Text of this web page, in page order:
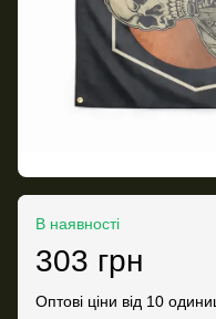
В наявності
303 грн
Оптові ціни від 10